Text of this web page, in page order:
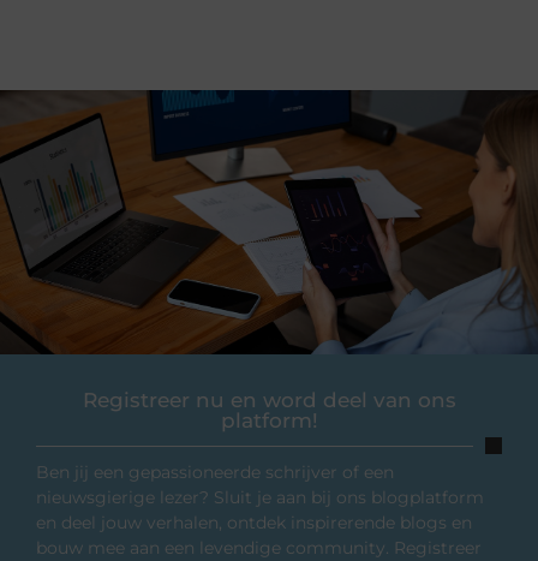
Registreer nu en word deel van ons
platform!
Ben jij een gepassioneerde schrijver of een
nieuwsgierige lezer? Sluit je aan bij ons blogplatform
en deel jouw verhalen, ontdek inspirerende blogs en
bouw mee aan een levendige community. Registreer